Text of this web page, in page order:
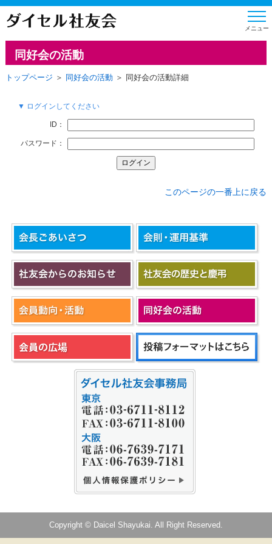
同好会の活動
トップページ ＞ 同好会の活動＞ 同好会の活動詳細
▼ ログインしてください
ID：
パスワード：
このページの一番上に戻る
Copyright © Daicel Shayukai. All Right Reserved.